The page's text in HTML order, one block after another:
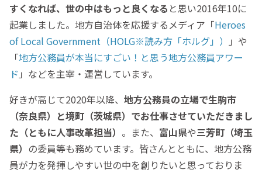
すくなれば、世の中はもっと良くなる と思い2016年10に
起業しました。地方自治体を応援するメディア「Heroes
of Local Government（HOLG※読み方「ホルグ」）
」や
「地方公務員が本当にすごい！と思う地方公務員アワー
ド 」などを主宰・運営しています。
好きが高じて2020年以降、 地方公務員の立場で生駒市
（奈良県）と境町（茨城県）でお仕事させていただきまし
た（ともに人事改革担当） 。また、 富山県や三芳町（埼玉
県） の委員等も務めています。皆さんとともに、地方公務
員が力を発揮しやすい世の中を創りたいと思っておりま